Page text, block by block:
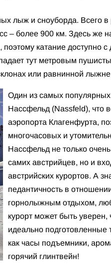
лыж и сноуборда. Всего в
– более 900 км. Здесь же
катание доступно с
тут метровым
или равнинной
Один из самых популярных
Нассфельд (Nassfeld), что
аэропорта Клагенфурта,
многочасовых и
Нассфельд не только
самих австрийцев, но и
австрийских курортов. А
педантичность в
горнолыжным отдыхом,
курорт может быть уверен,
идеально
как часы подъемники,
горячий глинтвейн!